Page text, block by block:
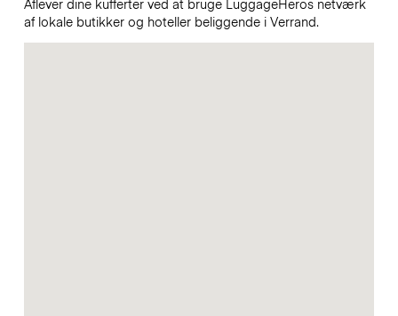
Aflever dine kufferter ved at bruge LuggageHeros netværk
af lokale butikker og hoteller beliggende i Verrand.